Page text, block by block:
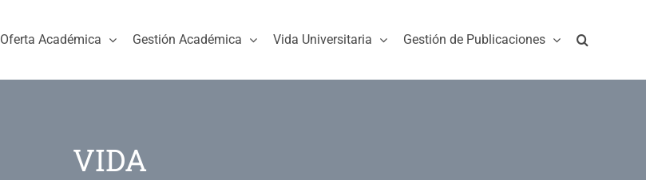
Oferta Académica Gestión Académica Vida Universitaria Gestión de Publicaciones
VIDA